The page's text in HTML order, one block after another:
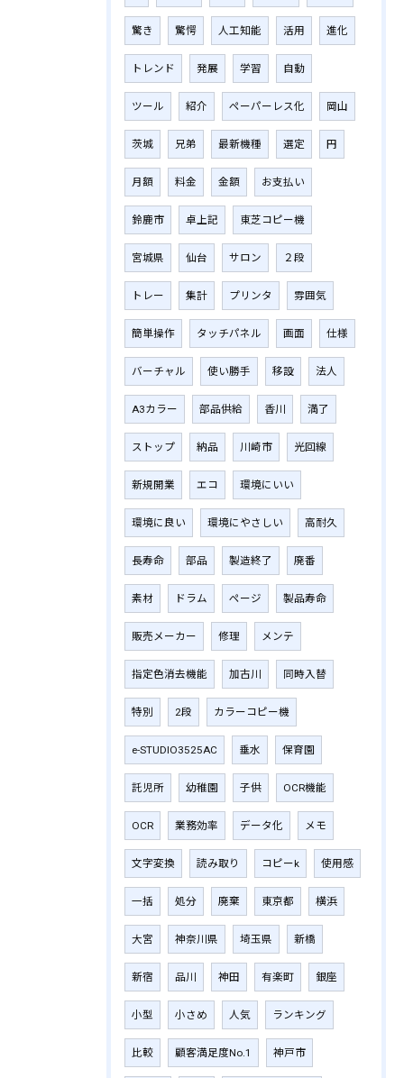
驚き 驚愕 人工知能 活用 進化
トレンド 発展 学習 自動
ツール 紹介 ペーパーレス化 岡山
茨城 兄弟 最新機種 選定 円
月額 料金 金額 お支払い
鈴鹿市 卓上記 東芝コピー機
宮城県 仙台 サロン ２段
トレー 集計 プリンタ 雰囲気
簡単操作 タッチパネル 画面 仕様
バーチャル 使い勝手 移設 法人
A3カラー 部品供給 香川 満了
ストップ 納品 川崎市 光回線
新規開業 エコ 環境にいい
環境に良い 環境にやさしい 高耐久
長寿命 部品 製造終了 廃番
素材 ドラム ページ 製品寿命
販売メーカー 修理 メンテ
指定色消去機能 加古川 同時入替
特別 2段 カラーコピー機
e-STUDIO3525AC 垂水 保育園
託児所 幼稚園 子供 OCR機能
OCR 業務効率 データ化 メモ
文字変換 読み取り コピーk 使用感
一括 処分 廃棄 東京都 横浜
大宮 神奈川県 埼玉県 新橋
新宿 品川 神田 有楽町 銀座
小型 小さめ 人気 ランキング
比較 顧客満足度No.1 神戸市